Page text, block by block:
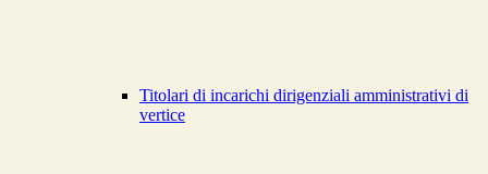
Titolari di incarichi dirigenziali amministrativi di
vertice